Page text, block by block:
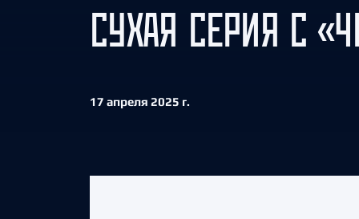
СУХАЯ СЕРИЯ С
17 апреля 2025 г.